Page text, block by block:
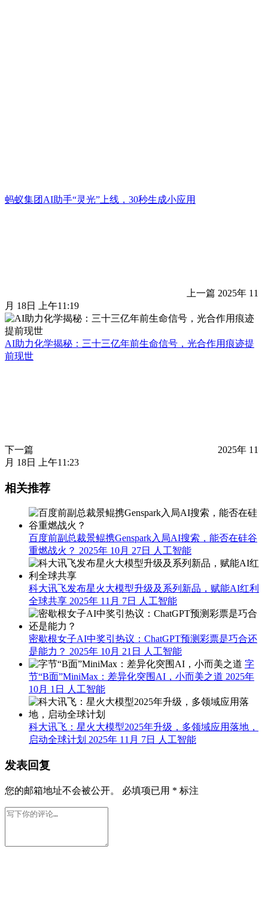
蚂蚁集团AI助手“灵光”上线，30秒生成小应用
上一篇 2025年 11
月 18日 上午11:19
AI助力化学揭秘：三十三亿年前生命信号，光合作用痕迹提
前现世
下一篇
2025年 11
月 18日 上午11:23
相关推荐
百度前副总裁景鲲携Genspark入局AI搜索，能否在硅谷
重燃战火？ 2025年 10月 27日 人工智能
科大讯飞发布星火大模型升级及系列新品，赋能AI红利
全球共享 2025年 11月 7日 人工智能
密歇根女子AI中奖引热议：ChatGPT预测彩票是巧合还
是能力？ 2025年 10月 21日
人工智能
字
节“B面”MiniMax：差异化突围AI，小而美之道 2025年
10月 1日
人工智能
科大讯飞：星火大模型2025年升级，多领域应用落地，
启动全球计划 2025年 11月 7日 人工智能
发表回复
您的邮箱地址不会被公开。 必填项已用 * 标注